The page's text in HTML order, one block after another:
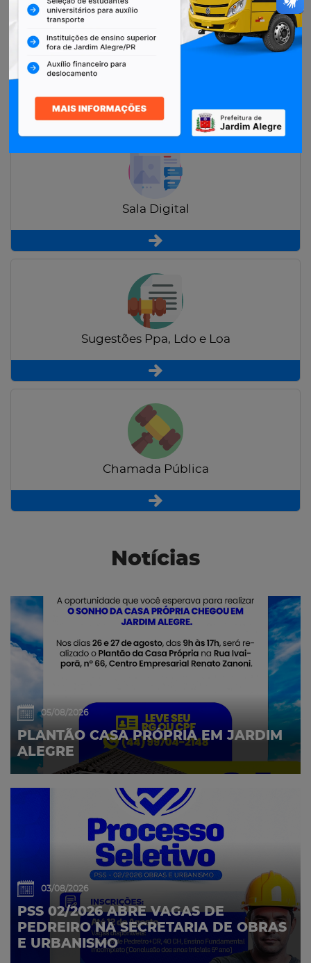
Restituição de Contribuintes
Sala Digital
Sugestões Ppa, Ldo e Loa
Chamada Pública
Notícias
05/08/2026
PLANTÃO CASA PRÓPRIA EM JARDIM
ALEGRE
03/08/2026
PSS 02/2026 ABRE VAGAS DE
PEDREIRO NA SECRETARIA DE OBRAS
E URBANISMO